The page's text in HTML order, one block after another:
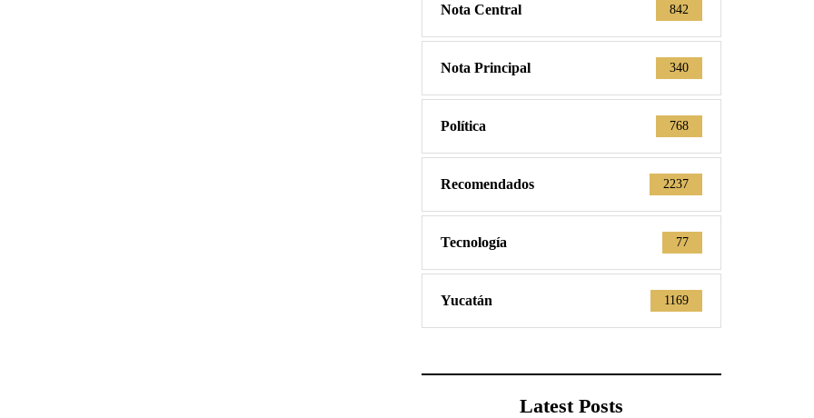
Nota Central 842
Nota Principal 340
Política 768
Recomendados 2237
Tecnología 77
Yucatán 1169
Latest Posts